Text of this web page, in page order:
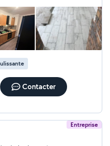
Contacter
Entreprise